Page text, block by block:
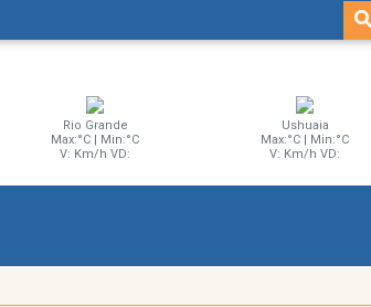
Rio Grande
Max:°C | Min:°C
V: Km/h VD:
Ushuaia
Max:°C | Min:°C
V: Km/h VD: